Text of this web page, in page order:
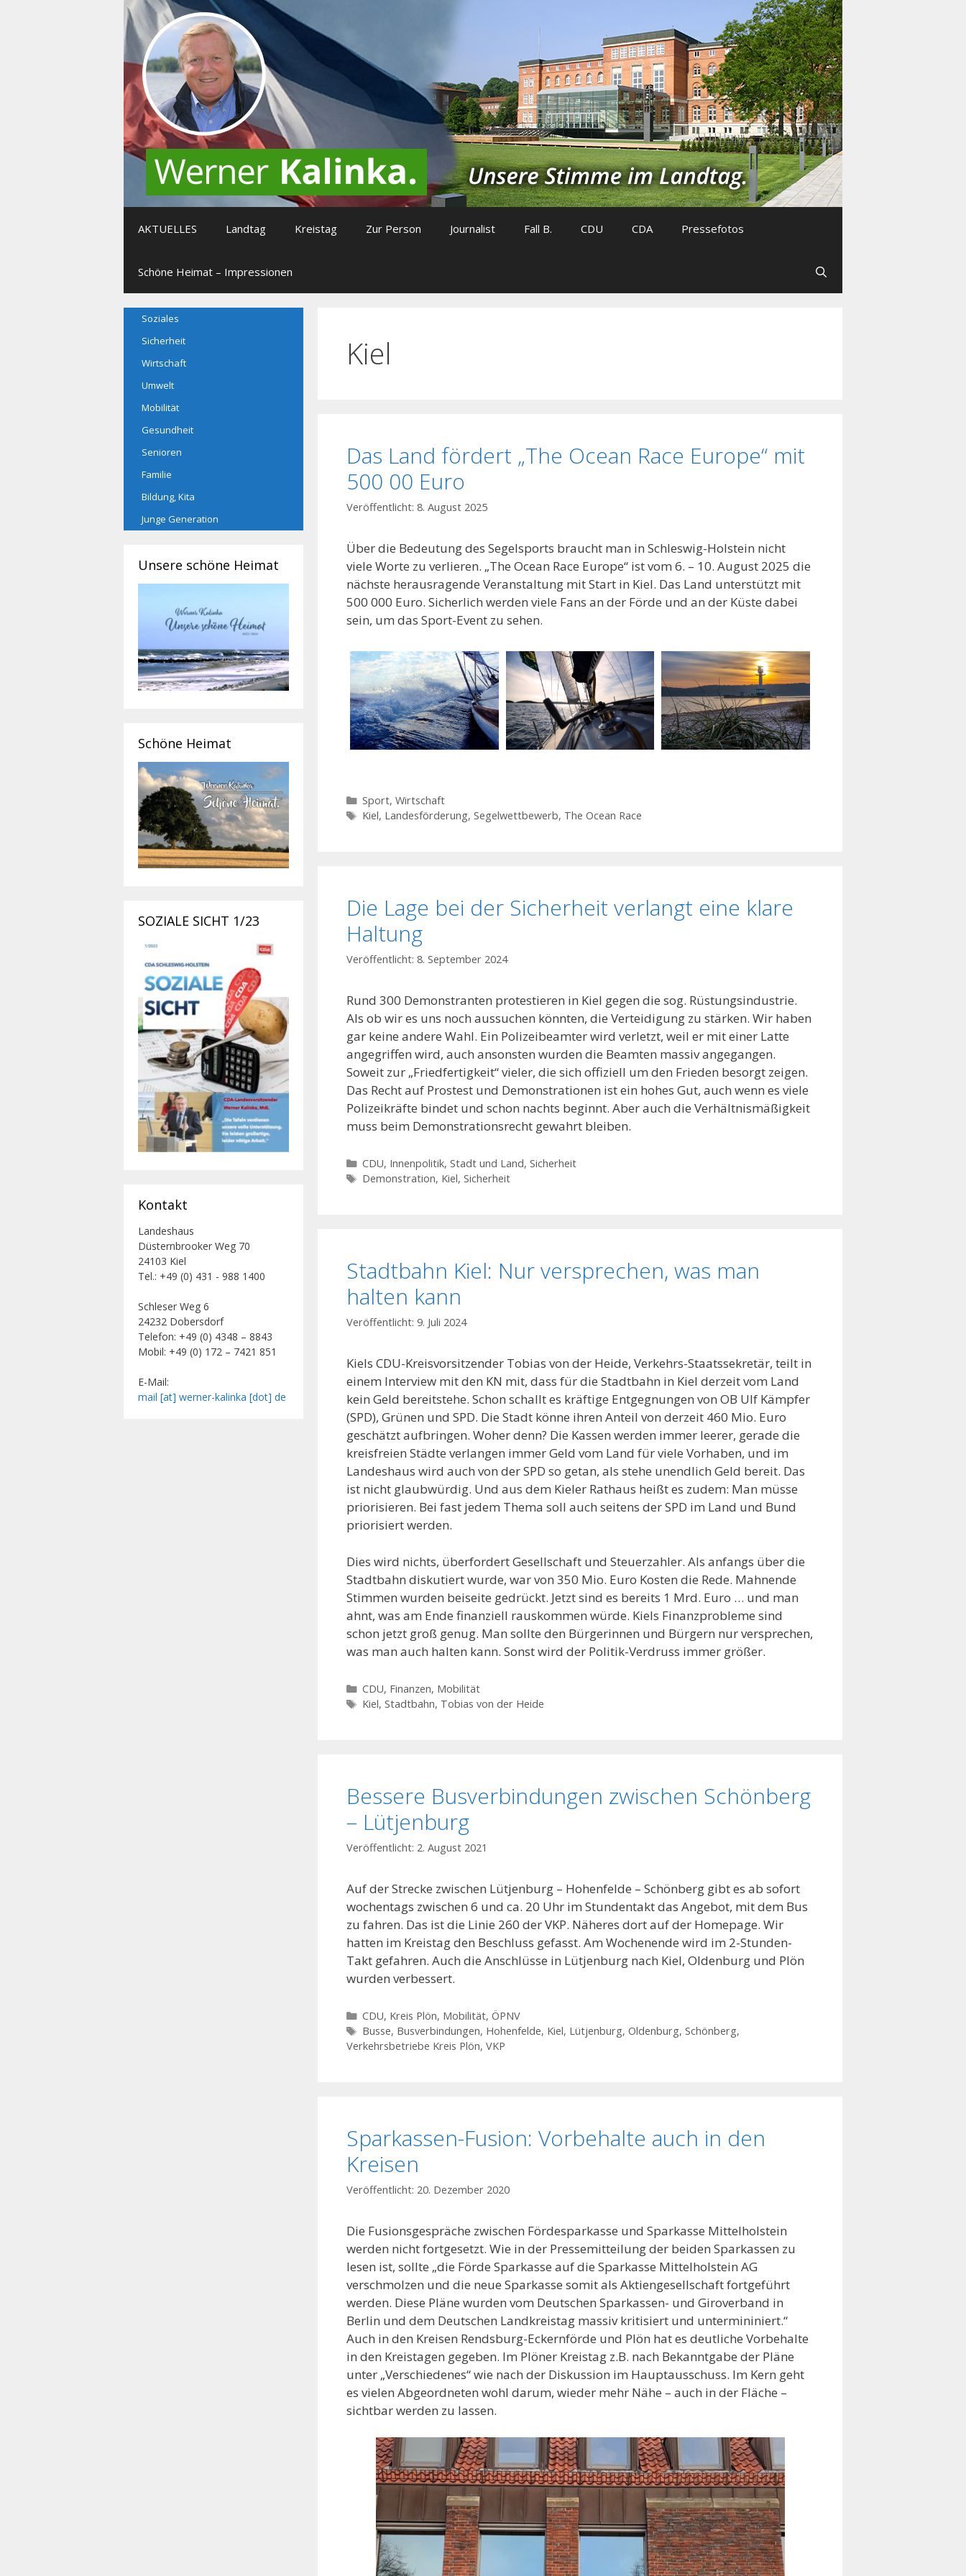
AKTUELLES Landtag Kreistag Zur Person Journalist Fall B. CDU CDA Pressefotos
Schöne Heimat – Impressionen
Kiel
Das Land fördert „The Ocean Race Europe“ mit
500 00 Euro
8. August 2025
Über die Bedeutung des Segelsports braucht man in Schleswig-Holstein nicht
viele Worte zu verlieren. „The Ocean Race Europe“ ist vom 6. – 10. August 2025 die
nächste herausragende Veranstaltung mit Start in Kiel. Das Land unterstützt mit
500 000 Euro. Sicherlich werden viele Fans an der Förde und an der Küste dabei
sein, um das Sport-Event zu sehen.
Kategorien
Sport, Wirtschaft
Schlagwörter
Kiel, Landesförderung, Segelwettbewerb, The Ocean Race
Die Lage bei der Sicherheit verlangt eine klare
Haltung
8. September 2024
Rund 300 Demonstranten protestieren in Kiel gegen die sog. Rüstungsindustrie.
Als ob wir es uns noch aussuchen könnten, die Verteidigung zu stärken. Wir haben
gar keine andere Wahl. Ein Polizeibeamter wird verletzt, weil er mit einer Latte
angegriffen wird, auch ansonsten wurden die Beamten massiv angegangen.
Soweit zur „Friedfertigkeit“ vieler, die sich offiziell um den Frieden besorgt zeigen.
Das Recht auf Prostest und Demonstrationen ist ein hohes Gut, auch wenn es viele
Polizeikräfte bindet und schon nachts beginnt. Aber auch die Verhältnismäßigkeit
muss beim Demonstrationsrecht gewahrt bleiben.
Kategorien
CDU, Innenpolitik, Stadt und Land, Sicherheit
Schlagwörter
Demonstration, Kiel, Sicherheit
Stadtbahn Kiel: Nur versprechen, was man
halten kann
9. Juli 2024
Kiels CDU-Kreisvorsitzender Tobias von der Heide, Verkehrs-Staatssekretär, teilt in
einem Interview mit den KN mit, dass für die Stadtbahn in Kiel derzeit vom Land
kein Geld bereitstehe. Schon schallt es kräftige Entgegnungen von OB Ulf Kämpfer
(SPD), Grünen und SPD. Die Stadt könne ihren Anteil von derzeit 460 Mio. Euro
geschätzt aufbringen. Woher denn? Die Kassen werden immer leerer, gerade die
kreisfreien Städte verlangen immer Geld vom Land für viele Vorhaben, und im
Landeshaus wird auch von der SPD so getan, als stehe unendlich Geld bereit. Das
ist nicht glaubwürdig. Und aus dem Kieler Rathaus heißt es zudem: Man müsse
priorisieren. Bei fast jedem Thema soll auch seitens der SPD im Land und Bund
priorisiert werden.
Dies wird nichts, überfordert Gesellschaft und Steuerzahler. Als anfangs über die
Stadtbahn diskutiert wurde, war von 350 Mio. Euro Kosten die Rede. Mahnende
Stimmen wurden beiseite gedrückt. Jetzt sind es bereits 1 Mrd. Euro … und man
ahnt, was am Ende finanziell rauskommen würde. Kiels Finanzprobleme sind
schon jetzt groß genug. Man sollte den Bürgerinnen und Bürgern nur versprechen,
was man auch halten kann. Sonst wird der Politik-Verdruss immer größer.
Kategorien
CDU, Finanzen, Mobilität
Schlagwörter
Kiel, Stadtbahn, Tobias von der Heide
Bessere Busverbindungen zwischen Schönberg
– Lütjenburg
2. August 2021
Auf der Strecke zwischen Lütjenburg – Hohenfelde – Schönberg gibt es ab sofort
wochentags zwischen 6 und ca. 20 Uhr im Stundentakt das Angebot, mit dem Bus
zu fahren. Das ist die Linie 260 der VKP. Näheres dort auf der Homepage. Wir
hatten im Kreistag den Beschluss gefasst. Am Wochenende wird im 2-Stunden-
Takt gefahren. Auch die Anschlüsse in Lütjenburg nach Kiel, Oldenburg und Plön
wurden verbessert.
Kategorien
CDU, Kreis Plön, Mobilität, ÖPNV
Schlagwörter
Busse, Busverbindungen, Hohenfelde, Kiel, Lütjenburg, Oldenburg, Schönberg,
Verkehrsbetriebe Kreis Plön, VKP
Sparkassen-Fusion: Vorbehalte auch in den
Kreisen
20. Dezember 2020
Die Fusionsgespräche zwischen Fördesparkasse und Sparkasse Mittelholstein
werden nicht fortgesetzt. Wie in der Pressemitteilung der beiden Sparkassen zu
lesen ist, sollte „die Förde Sparkasse auf die Sparkasse Mittelholstein AG
verschmolzen und die neue Sparkasse somit als Aktiengesellschaft fortgeführt
werden. Diese Pläne wurden vom Deutschen Sparkassen- und Giroverband in
Berlin und dem Deutschen Landkreistag massiv kritisiert und untermininiert.“
Auch in den Kreisen Rendsburg-Eckernförde und Plön hat es deutliche Vorbehalte
in den Kreistagen gegeben. Im Plöner Kreistag z.B. nach Bekanntgabe der Pläne
unter „Verschiedenes“ wie nach der Diskussion im Hauptausschuss. Im Kern geht
es vielen Abgeordneten wohl darum, wieder mehr Nähe – auch in der Fläche –
sichtbar werden zu lassen.
Soziales
Sicherheit
Wirtschaft
Umwelt
Mobilität
Gesundheit
Senioren
Familie
Bildung, Kita
Junge Generation
Unsere schöne Heimat
Schöne Heimat
SOZIALE SICHT 1/23
Kontakt
Landeshaus
Düsternbrooker Weg 70
24103 Kiel
Tel.: +49 (0) 431 - 988 1400
Schleser Weg 6
24232 Dobersdorf
Telefon: +49 (0) 4348 – 8843
Mobil: +49 (0) 172 – 7421 851
E-Mail:
mail [at] werner-kalinka [dot] de